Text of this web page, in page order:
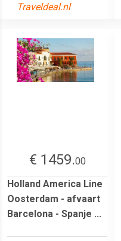
Traveldeal.nl
€ 1459.00
Holland America Line
Oosterdam - afvaart
Barcelona - Spanje ...